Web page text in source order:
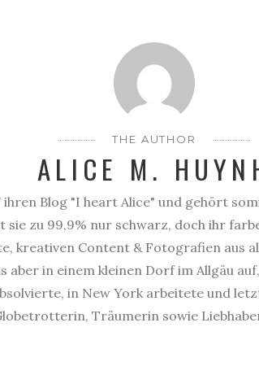
THE AUTHOR
ALICE M.
ihren Blog "I heart Alice" und gehört
sie zu 99,9% nur schwarz, doch ihr
kreativen Content & Fotografien aus
aber in einem kleinen Dorf im Allgäu
in New York arbeitete und
Träumerin sowie